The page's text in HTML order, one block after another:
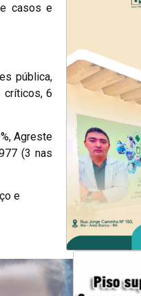
casos e
pública,
críticos, 6
Agreste
(3 nas
e